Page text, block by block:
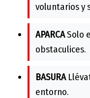
voluntarios y
APARCASolo
obstaculices.
BASURA
entorno.